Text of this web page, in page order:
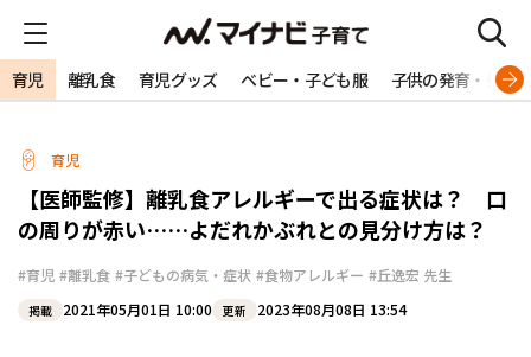
育児 離乳食 育児グッズ ベビー・子ども服 子供の発育・発達
育児
【医師監修】離乳食アレルギーで出る症状は？ 口
の周りが赤い……よだれかぶれとの見分け方は？
#育児 #離乳食 #子どもの病気・症状 #食物アレルギー #丘逸宏 先生
掲載 2021年05月01日 10:00 更新 2023年08月08日 13:54